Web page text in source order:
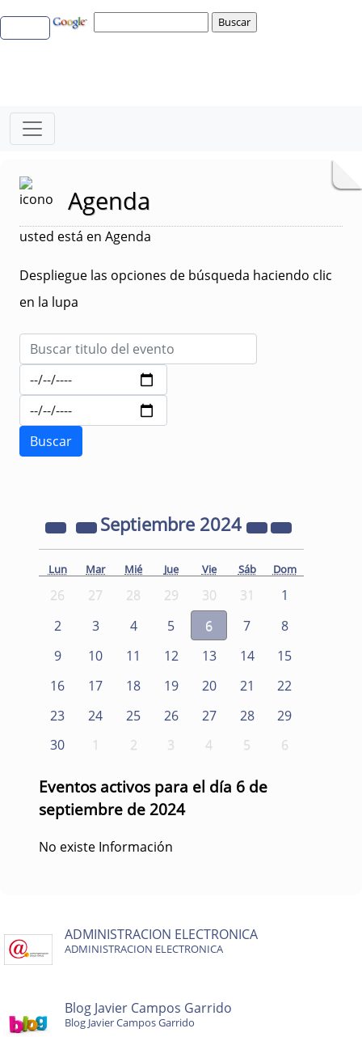
Agenda
usted está en Agenda
Despliegue las opciones de búsqueda haciendo clic
en la lupa
Septiembre 2024
Lun Mar Mié Jue Vie Sáb Dom
26 27 28 29 30 31
1
2
3 4 5 6 7
8
9
10 11 12 13 14
15
16
17 18 19 20 21
22
23
24 25 26 27 28
29
30
1 2 3 4 5 6
Eventos activos para el día 6 de
septiembre de 2024
No existe Información
ADMINISTRACION ELECTRONICA
ADMINISTRACION ELECTRONICA
Blog Javier Campos Garrido
Blog Javier Campos Garrido